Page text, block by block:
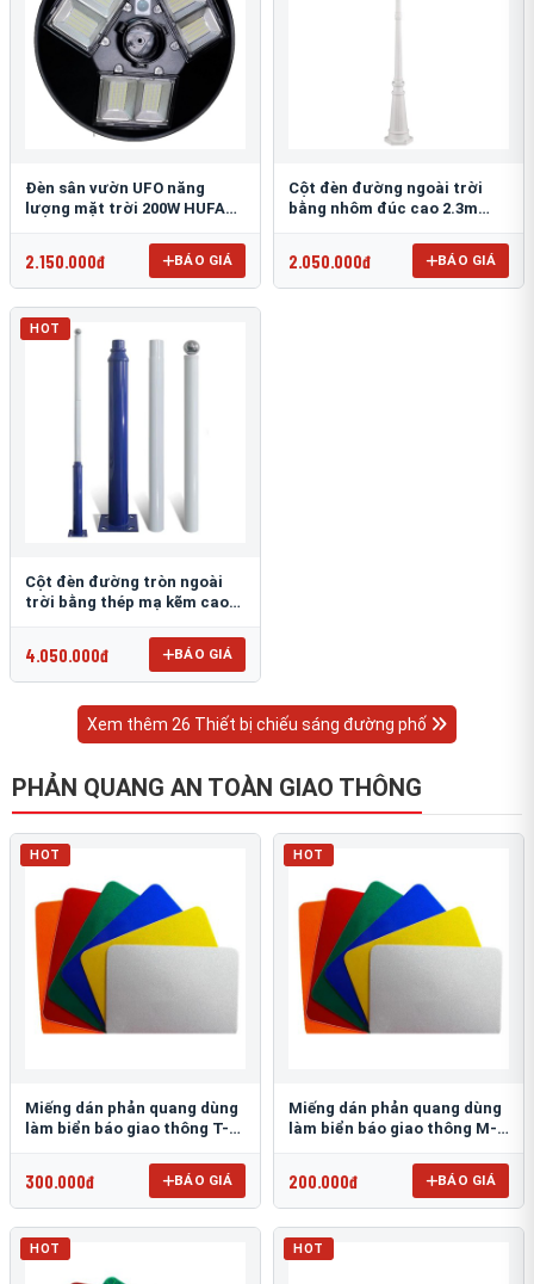
Đèn sân vườn UFO năng
lượng mặt trời 200W HUFA
2.150.000đ BÁO GIÁ
Cột đèn đường ngoài trời
bằng nhôm đúc cao 2.3m
2.050.000đ BÁO GIÁ
HOT
Cột đèn đường tròn ngoài
trời bằng thép mạ kẽm cao
4.050.000đ BÁO GIÁ
Xem thêm 26 Thiết bị chiếu sáng đường phố
PHẢN QUANG AN TOÀN GIAO THÔNG
HOT
Miếng dán phản quang dùng
làm biển báo giao thông T-
300.000đ BÁO GIÁ
HOT
Miếng dán phản quang dùng
làm biển báo giao thông M-
200.000đ BÁO GIÁ
HOT HOT